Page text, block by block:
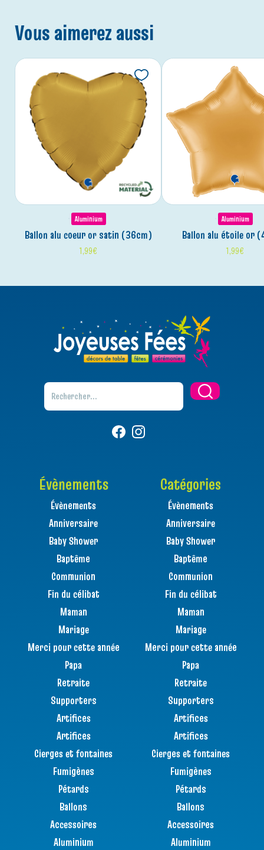
Vous aimerez aussi
Aluminium
ballon alu coeur or satin (36cm)
1,99€
Aluminium
ballon alu étoile or
1,99€
Évènements
Évènements
Anniversaire
Baby Shower
Baptême
Communion
Fin du célibat
Maman
Mariage
Merci pour cette année
Papa
Retraite
Supporters
Artifices
Artifices
Cierges et fontaines
Fumigènes
Pétards
Ballons
Accessoires
Aluminium
Catégories
Évènements
Anniversaire
Baby Shower
Baptême
Communion
Fin du célibat
Maman
Mariage
Merci pour cette année
Papa
Retraite
Supporters
Artifices
Artifices
Cierges et fontaines
Fumigènes
Pétards
Ballons
Accessoires
Aluminium